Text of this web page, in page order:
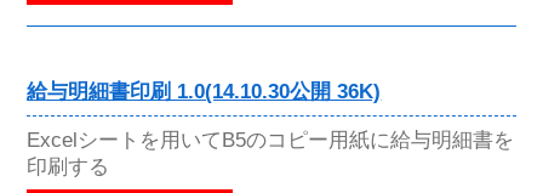
給与明細書印刷 1.0(14.10.30公開 36K)
Excelシートを用いてB5のコピー用紙に給与明細書を
印刷する